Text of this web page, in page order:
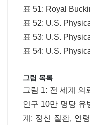
표 51: Royal
표 52: U.S.
표 53: U.S.
표 54: U.S.
그림 목록
그림 1: 전 세계 의
인구 10만 명당 유
계: 정신 질환, 연